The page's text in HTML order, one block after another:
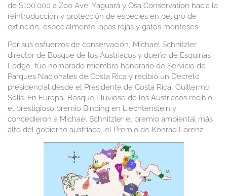
de $100.000 a Zoo Ave, Yaguará y Osa Conservation hacia la
reintroducción y protección de especies en peligro de
extinción, especialmente lapas rojas y gatos monteses.
Por sus esfuerzos de conservación, Michael Schnitzler,
director de Bosque de los Austriacos y dueño de Esquinas
Lodge, fue nombrado miembro honorario de Servicio de
Parques Nacionales de Costa Rica y recibió un Decreto
presidencial desde el Presidente de Costa Rica, Guillermo
Solís. En Europa, Bosque Lluvioso de los Austriacos recibió
el prestigioso premio Binding en Liechtenstein y
concedieron a Michael Schnitzler el premio ambiental más
alto del gobierno austríaco, el Premio de Konrad Lorenz.